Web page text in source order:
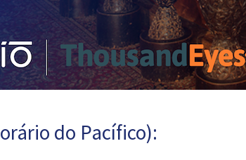
do Pacífico):